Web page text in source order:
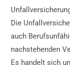
Die
auch
nachstehenden
Es handelt sich